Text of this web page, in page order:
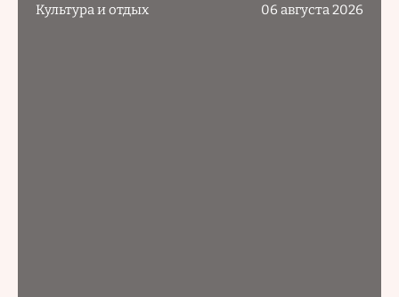
Культура и отдых 06 августа 2026